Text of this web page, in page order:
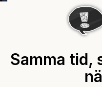
Samma tid,